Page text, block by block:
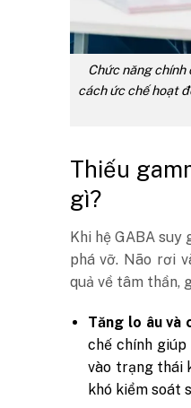
Chức năng
cách ức chế hoạt
Thiếu
gì?
Khi hệ GABA
phá vỡ. Não rơi
quả về tâm thần,
Tăng lo âu và
chế chính giúp
vào trạng thái
khó kiểm soát